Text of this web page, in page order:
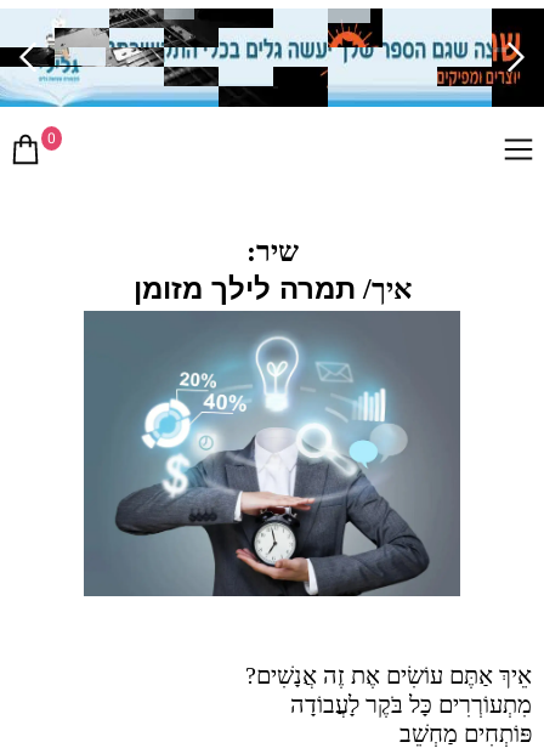
0
שיר:
איך/ תמרה לילך מזומן
אֵיךְ אַתֶּם עוֹשִׂים אֶת זֶה אֲנָשִׁים?
מִתְעוֹרְרִים כָּל בֹּקֶר לָעֲבוֹדָה
פּוֹתְחִים מַחְשֵׁב